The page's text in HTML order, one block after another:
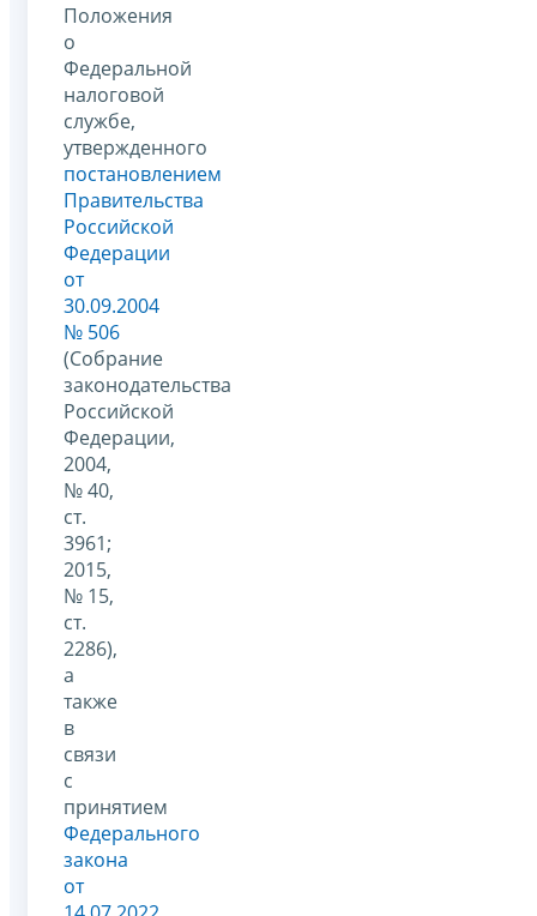
Положения
о
Федеральной
налоговой
службе,
утвержденного
постановлением
Правительства
Российской
Федерации
от
30.09.2004
№ 506
(Собрание
законодательства
Российской
Федерации,
2004,
№ 40,
ст.
3961;
2015,
№ 15,
ст.
2286),
а
также
в
связи
с
принятием
Федерального
закона
от